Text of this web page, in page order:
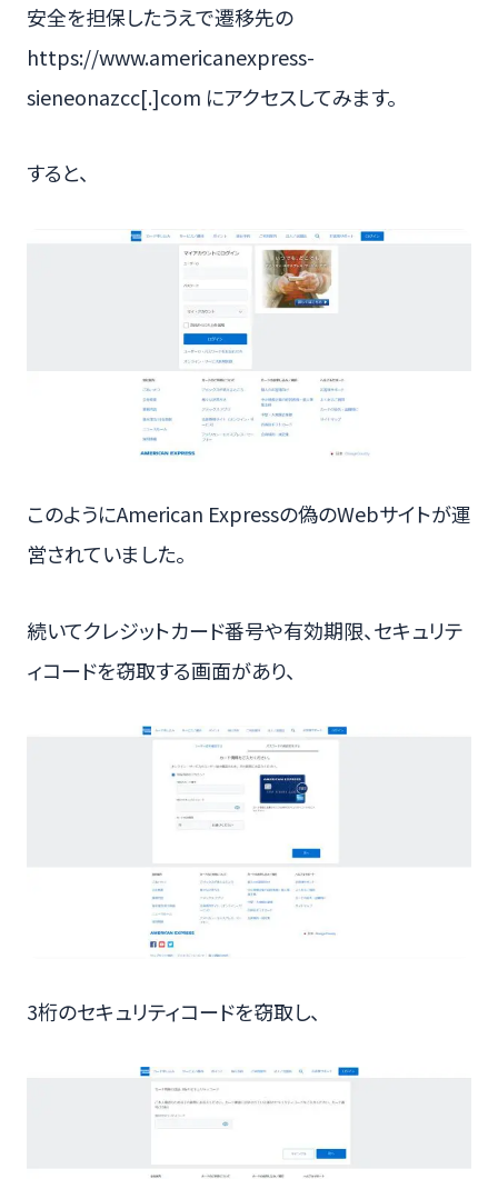
安全を担保したうえで遷移先の
https://www.americanexpress-
sieneonazcc[.]com にアクセスしてみます。
すると、
このようにAmerican Expressの偽のWebサイトが運
営されていました。
続いてクレジットカード番号や有効期限、セキュリテ
ィコードを窃取する画面があり、
3桁のセキュリティコードを窃取し、